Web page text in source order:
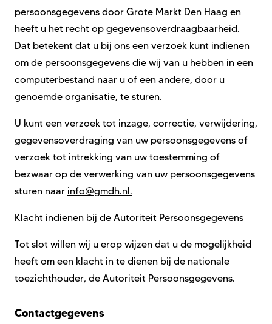
persoonsgegevens door Grote Markt Den Haag en
heeft u het recht op gegevensoverdraagbaarheid.
Dat betekent dat u bij ons een verzoek kunt indienen
om de persoonsgegevens die wij van u hebben in een
computerbestand naar u of een andere, door u
genoemde organisatie, te sturen.
U kunt een verzoek tot inzage, correctie, verwijdering,
gegevensoverdraging van uw persoonsgegevens of
verzoek tot intrekking van uw toestemming of
bezwaar op de verwerking van uw persoonsgegevens
sturen naar info@gmdh.nl.
Klacht indienen bij de Autoriteit Persoonsgegevens
Tot slot willen wij u erop wijzen dat u de mogelijkheid
heeft om een klacht in te dienen bij de nationale
toezichthouder, de Autoriteit Persoonsgegevens.
Contactgegevens